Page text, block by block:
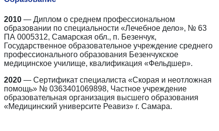
2010 — Диплом о среднем профессиональном
образовании по специальности «Лечебное дело», № 63
ПА 0005312, Самарская обл., п. Безенчук,
Государственное образовательное учреждение среднего
профессионального образования Безенчукское
медицинское училище, квалификация «Фельдшер».
2020 — Сертификат специалиста «Скорая и неотложная
помощь» № 0363401069898, Частное учреждение
образовательная организация высшего образования
«Медицинский университе Реавиз» г. Самара.